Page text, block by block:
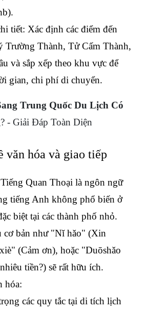
tiết: Xác định các điểm đến
Trường Thành, Tử Cấm Thành,
và sắp xếp theo khu vực để
gian, chi phí di chuyển.
Trung Quốc Du Lịch Có
? - Giải Đáp Toàn Diện
văn hóa và giao tiếp
Quan Thoại là ngôn ngữ
tiếng Anh không phổ biến ở
biệt tại các thành phố nhỏ.
cơ bản như "Nǐ hǎo" (Xin
(Cảm ơn), hoặc "Duōshǎo
tiền?) sẽ rất hữu ích.
hóa:
các quy tắc tại di tích lịch